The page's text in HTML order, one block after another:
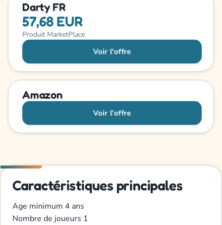
Darty FR
57,68 EUR
Produit MarketPlace
Voir l'offre
Amazon
Voir l'offre
Caractéristiques principales
Age minimum 4 ans
Nombre de joueurs 1